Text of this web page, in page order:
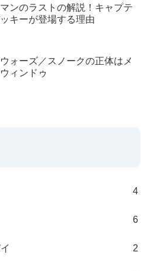
ンのラストの解説！キャプテ
キーが登場する理由
ォーズ／スノークの正体はメ
ィンドゥ
4
6
2